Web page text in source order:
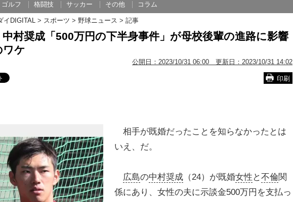
ゴルフ 格闘技 サッカー その他 コラム
イDIGITAL スポーツ 野球ニュース 記事
中村奨成「500万円の下半身事件」が母校後輩の進路に影響
ワケ
公開日： 2023/10/31 06:00 更新日： 2023/10/31 14:02
印刷
相手が既婚だったことを知らなかったとは
いえ、だ。
広島の中村奨成 （24）が既婚女性 と不倫関
係にあり、女性の夫に示談金500万円を支払っ